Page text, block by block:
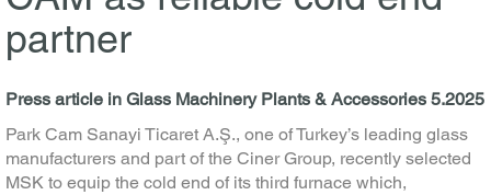
partner
Press article in Glass Machinery Plants & Accessories 5.2025
Park Cam Sanayi Ticaret A.Ş., one of Turkey’s leading glass
manufacturers and part of the Ciner Group, recently selected
MSK to equip the cold end of its third furnace which,